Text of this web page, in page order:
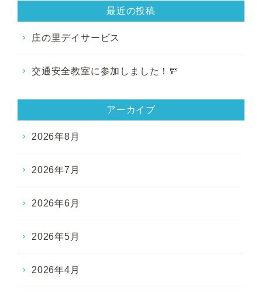
最近の投稿
庄の里デイサービス
交通安全教室に参加しました！🚥
アーカイブ
2026年8月
2026年7月
2026年6月
2026年5月
2026年4月